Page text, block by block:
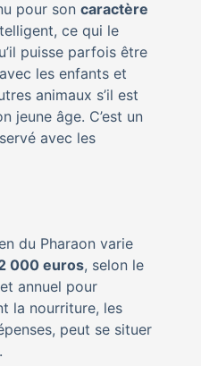
pour son caractère
ce qui le
puisse parfois être
les enfants et
animaux s’il est
jeune âge. C’est un
avec les
du Pharaon varie
000 euros, selon le
annuel pour
la nourriture, les
peut se situer
.